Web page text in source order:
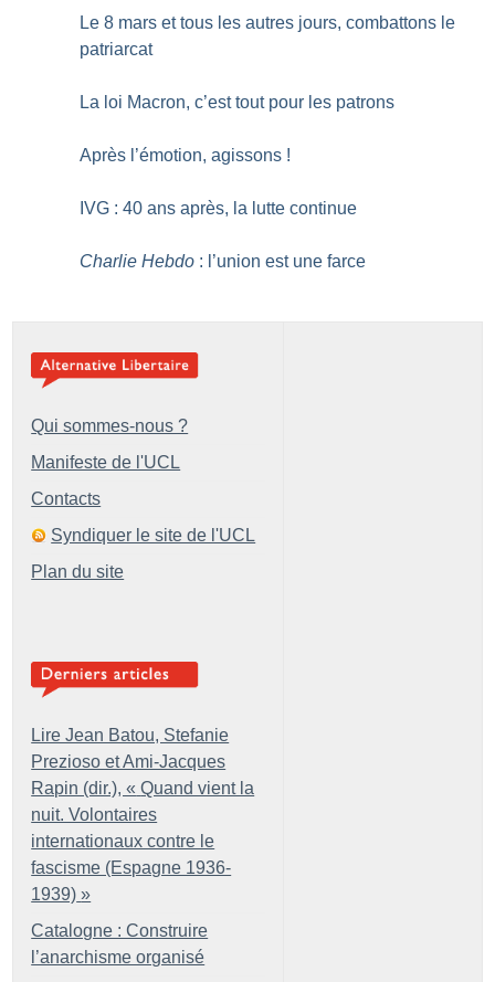
Le 8 mars et tous les autres jours, combattons le
patriarcat
La loi Macron, c’est tout pour les patrons
Après l’émotion, agissons !
IVG : 40 ans après, la lutte continue
Charlie Hebdo : l’union est une farce
Qui sommes-nous ?
Manifeste de l'UCL
Contacts
Syndiquer le site de l'UCL
Plan du site
Lire Jean Batou, Stefanie
Prezioso et Ami-Jacques
Rapin (dir.), « Quand vient la
nuit. Volontaires
internationaux contre le
fascisme (Espagne 1936-
1939) »
Catalogne : Construire
l’anarchisme organisé